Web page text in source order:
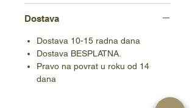
Dostava
Dostava 10-15 radna dana
Dostava BESPLATNA.
Pravo na povrat u roku od 14
dana